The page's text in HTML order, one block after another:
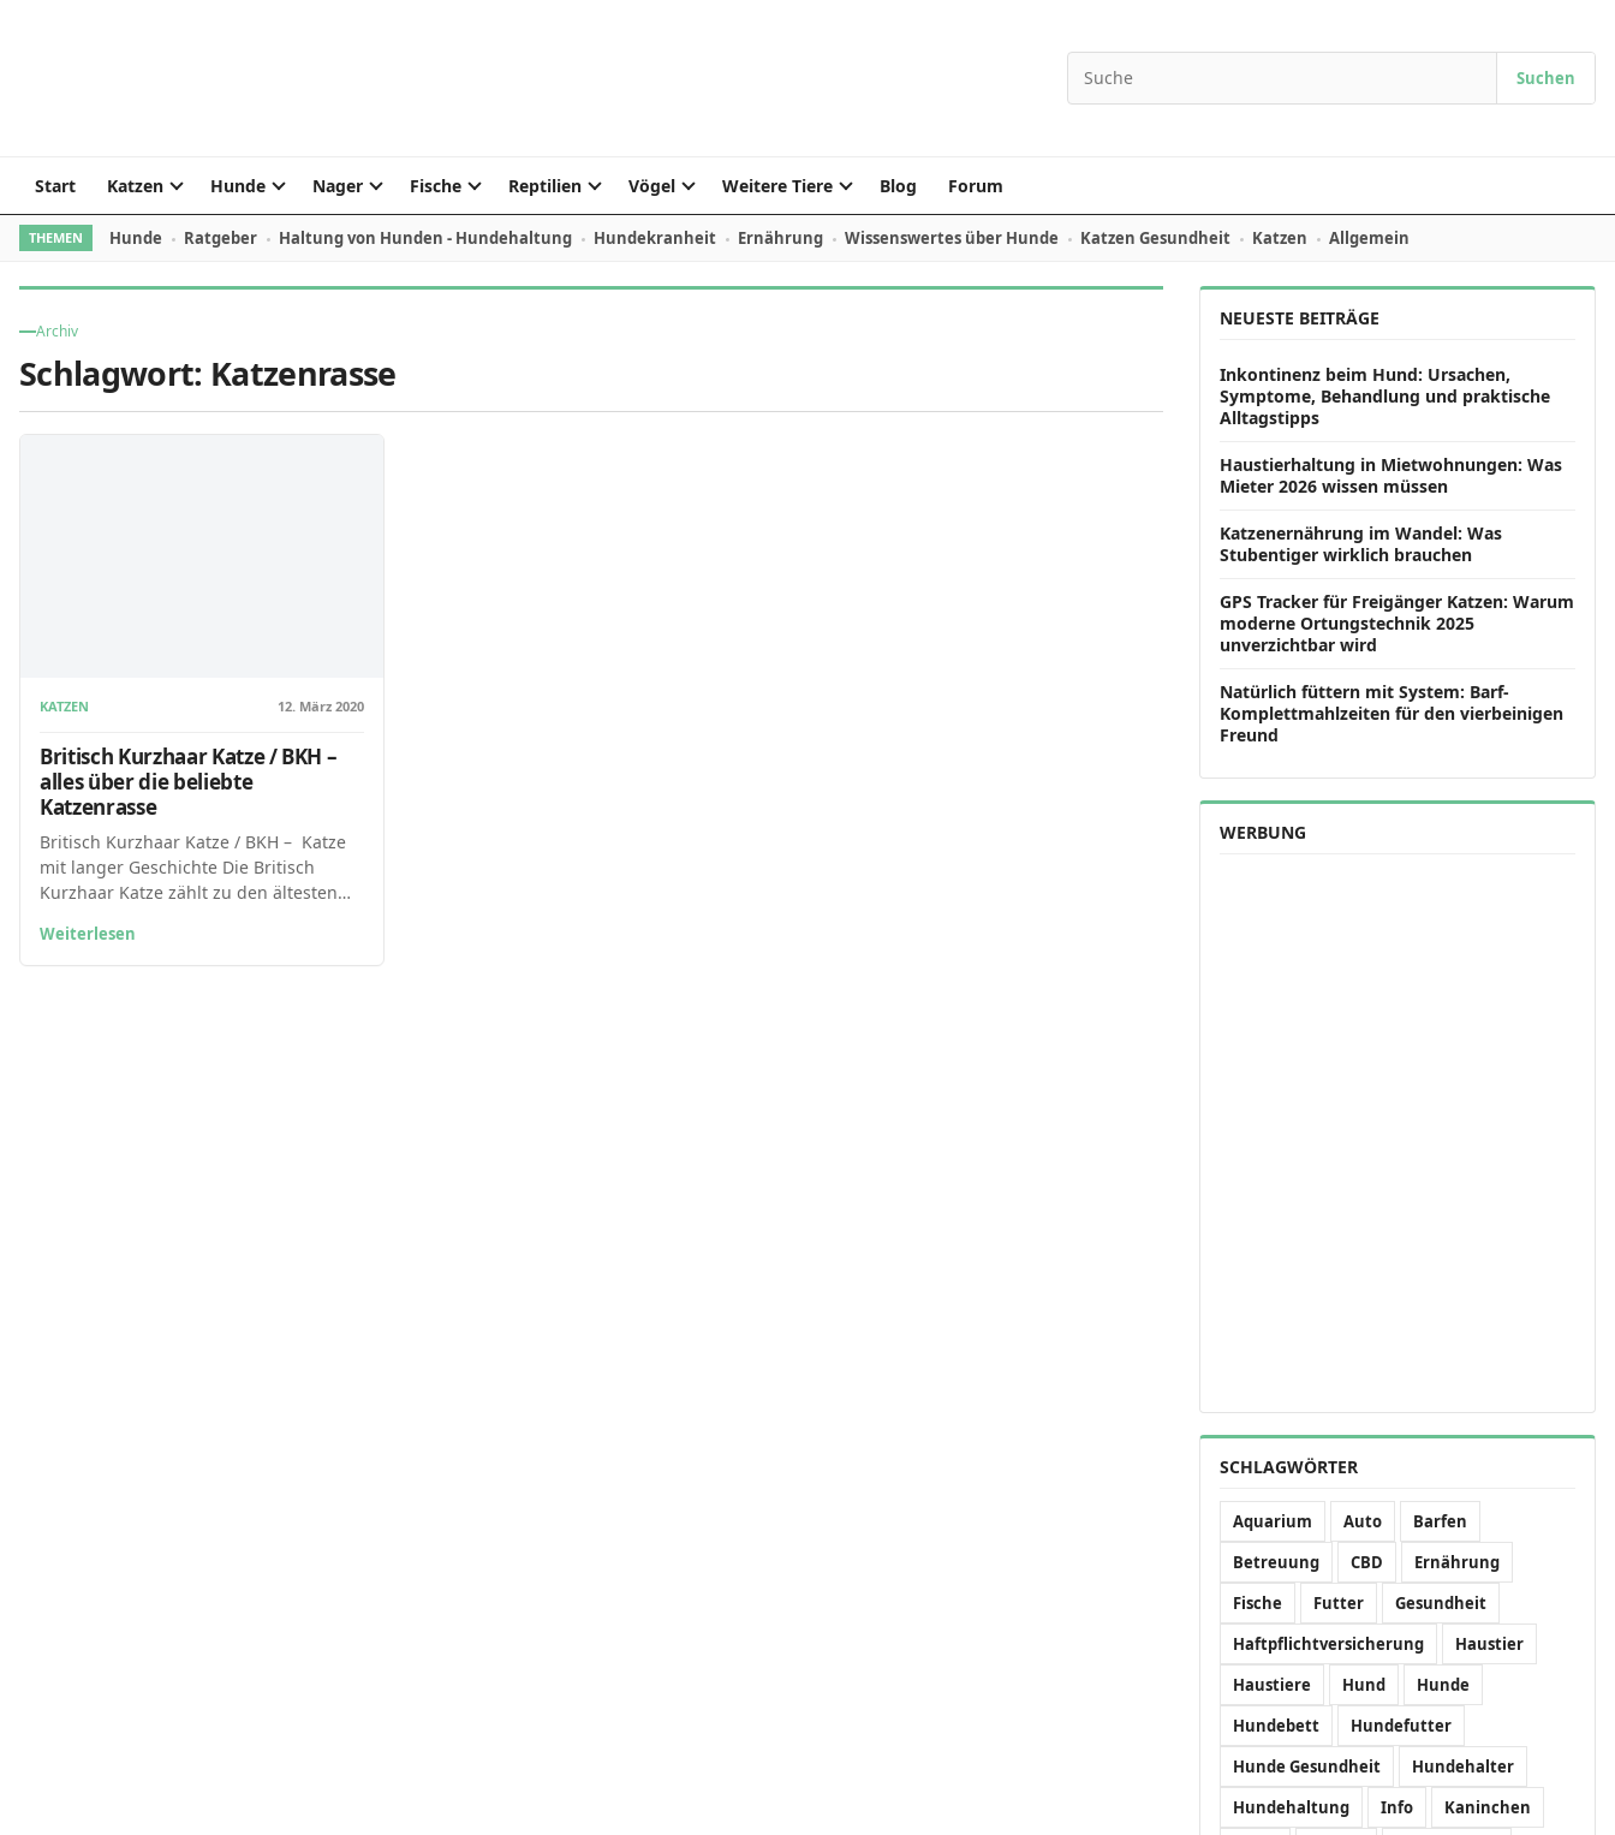
Search for: Suchen
Start Katzen Hunde Nager Fische Reptilien Vögel Weitere Tiere Blog Forum
THEMEN Hunde Ratgeber Haltung von Hunden - Hundehaltung Hundekranheit Ernährung Wissenswertes über Hunde Katzen Gesundheit Katzen Allgemein
Archiv
Schlagwort: Katzenrasse
KATZEN 12. März 2020
Britisch Kurzhaar Katze / BKH –
alles über die beliebte
Katzenrasse
Britisch Kurzhaar Katze / BKH – Katze
mit langer Geschichte Die Britisch
Kurzhaar Katze zählt zu den ältesten…
Weiterlesen
NEUESTE BEITRÄGE
Inkontinenz beim Hund: Ursachen,
Symptome, Behandlung und praktische
Alltagstipps
Haustierhaltung in Mietwohnungen: Was
Mieter 2026 wissen müssen
Katzenernährung im Wandel: Was
Stubentiger wirklich brauchen
GPS Tracker für Freigänger Katzen: Warum
moderne Ortungstechnik 2025
unverzichtbar wird
Natürlich füttern mit System: Barf-
Komplettmahlzeiten für den vierbeinigen
Freund
WERBUNG
SCHLAGWÖRTER
Aquarium Auto
Barfen
Betreuung
CBD
Ernährung
Fische
Futter
Gesundheit
Haftpflichtversicherung
Haustier
Haustiere
Hund
Hunde
Hundebett
Hundefutter
Hunde Gesundheit
Hundehalter
Hundehaltung
Info
Kaninchen